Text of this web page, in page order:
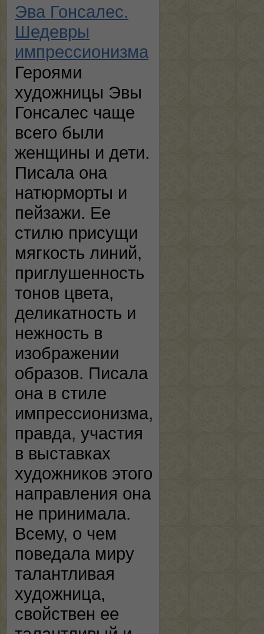
Эва Гонсалес.
Шедевры
импрессионизма
Героями
художницы Эвы
Гонсалес чаще
всего были
женщины и дети.
Писала она
натюрморты и
пейзажи. Ее
стилю присущи
мягкость линий,
приглушенность
тонов цвета,
деликатность и
нежность в
изображении
образов. Писала
она в стиле
импрессионизма,
правда, участия
в выставках
художников этого
направления она
не принимала.
Всему, о чем
поведала миру
талантливая
художница,
свойствен ее